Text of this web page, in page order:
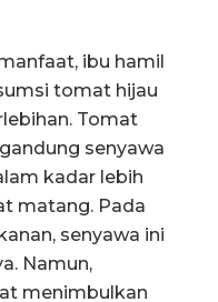
ibu hamil
tomat hijau
Tomat
senyawa
kadar lebih
matang. Pada
senyawa ini
Namun,
menimbulkan